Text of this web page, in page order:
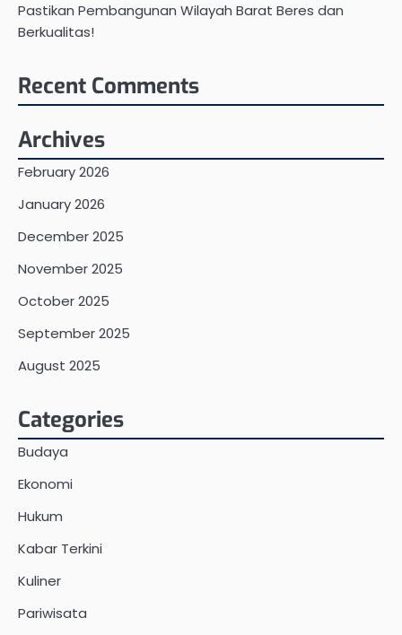
Pastikan Pembangunan Wilayah Barat Beres dan
Berkualitas!
Recent Comments
Archives
February 2026
January 2026
December 2025
November 2025
October 2025
September 2025
August 2025
Categories
Budaya
Ekonomi
Hukum
Kabar Terkini
Kuliner
Pariwisata